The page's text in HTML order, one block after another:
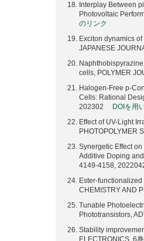
Interplay Between
Photovoltaic
のリンク
Exciton dynamics
JAPANESE
cells, POLYMER
Halogen-Free p-
Cells: Rational
202302
DOIを用
Effect of UV-Light
PHOTOPOLYMER
Synergetic Effect
Additive Doping
4149-4158,
Ester-
CHEMISTRY AND
Tunable
Phototransistors,
Stability
ELECTRONICS, 6